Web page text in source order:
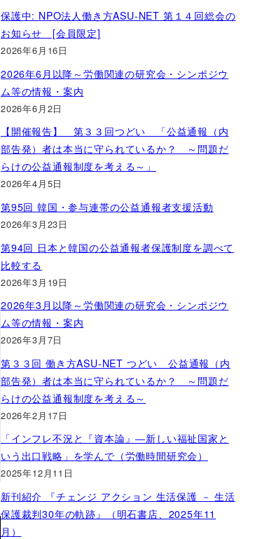
保護中: NPO法人働き方ASU-NET 第１４回総会の
お知らせ [会員限定]
2026年6月16日
2026年6月以降～労働関連の研究会・シンポジウ
ム等の情報・案内
2026年6月2日
【開催報告】 第３３回つどい 「公益通報（内
部告発）者は本当に守られているか？ ～問題だ
らけの公益通報制度を考える～」
2026年4月5日
第95回 韓国・参与連帯の公益通報者支援活動
2026年3月23日
第94回 日本と韓国の公益通報者保護制度を調べて
比較する
2026年3月19日
2026年3月以降～労働関連の研究会・シンポジウ
ム等の情報・案内
2026年3月7日
第３３回 働き方ASU-NET つどい 公益通報（内
部告発）者は本当に守られているか？ ～問題だ
らけの公益通報制度を考える～
2026年2月17日
「インフレ不況と『資本論』―新しい福祉国家と
いう出口戦略」を学んで（労働時間研究会）
2025年12月11日
新刊紹介 『チェンジ アクション 生活保護 － 生活
保護裁判30年の軌跡』（明石書店、2025年11
月）